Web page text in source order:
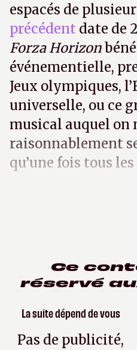
espacés de
précédent date de
Forza Horizon
événementielle,
Jeux olympiques,
universelle, ou ce
musical auquel on
raisonnablement
qu’une fois tous
Ce
réservé
La suite dépend de vous
Pas de publicité,